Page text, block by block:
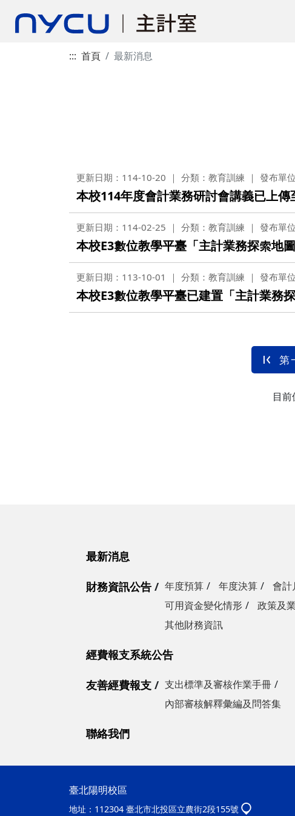
::: 首頁 最新消息
更新日期：114-10-20 分類：教育訓練 發布單
本校114年度會計業務研討會講義已上
更新日期：114-02-25 分類：教育訓練 發布單
本校E3數位教學平臺「主計業務探索地
更新日期：113-10-01 分類：教育訓練 發布單
本校E3數位教學平臺已建置「主計業務
第
目前
最新消息
財務資訊公告 年度預算 年度決算
會計
可用資金變化情形
政策及
其他財務資訊
經費報支系統公告
友善經費報支
支出標準及審核作業手冊
內部審核解釋彙編及問答集
聯絡我們
臺北陽明校區
地址： 112304 臺北市北投區立農街2段155號